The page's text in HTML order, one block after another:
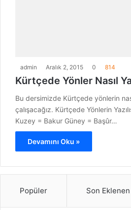
admin Aralık 2, 2015 0 814
Kürtçede Yönler Nasıl
Bu dersimizde Kürtçede yönlerin
çalışacağız. Kürtçede Yönlerin
Kuzey = Bakur Güney = Başûr…
Devamını Oku »
Popüler Son Eklenen